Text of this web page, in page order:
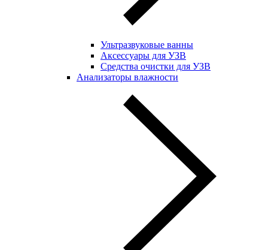
Ультразвуковые ванны
Аксессуары для УЗВ
Средства очистки для УЗВ
Анализаторы влажности